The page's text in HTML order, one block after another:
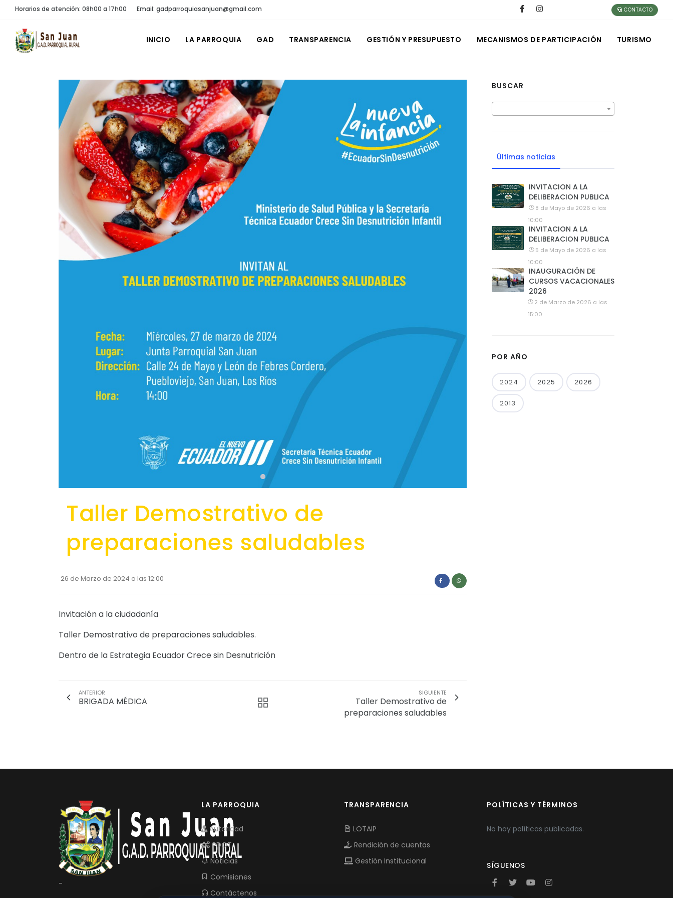
Horarios de atención: 08h00 a 17h00 Email: gadparroquiasanjuan@gmail.com CONTACTO
INICIO LA PARROQUIA GAD TRANSPARENCIA GESTIÓN Y PRESUPUESTO MECANISMOS DE PARTICIPACIÓN TURISMO
Taller Demostrativo de
preparaciones saludables
26 de Marzo de 2024 a las 12:00
Invitación a la ciudadanía
Taller Demostrativo de preparaciones saludables.
Dentro de la Estrategia Ecuador Crece sin Desnutrición
ANTERIOR
BRIGADA MÉDICA
SIGUIENTE
Taller Demostrativo de
preparaciones saludables
BUSCAR
Últimas noticias
INVITACION A LA
DELIBERACION PUBLICA
8 de Mayo de 2026 a las
10:00
INVITACION A LA
DELIBERACION PUBLICA
5 de Mayo de 2026 a las
10:00
INAUGURACIÓN DE
CURSOS VACACIONALES
2026
2 de Marzo de 2026 a las
15:00
POR AÑO
2024 2025 2026
2013
-
LA PARROQUIA
Autoridad
PDOT
Noticias
Comisiones
Contáctenos
TRANSPARENCIA
LOTAIP
Rendición de cuentas
Gestión Institucional
POLÍTICAS Y TÉRMINOS
No hay políticas publicadas.
SÍGUENOS